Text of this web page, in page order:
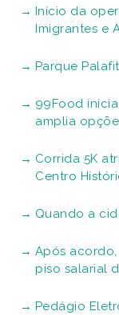
Início da
Imigrantes e
Parque
99Food
amplia
Corrida 5K
Centro
Quando a
Após
piso salarial
Pedágio